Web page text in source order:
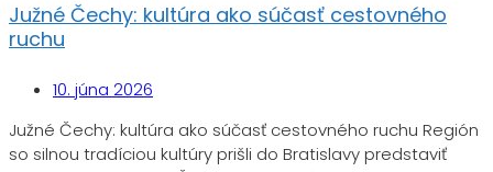
Južné Čechy: kultúra ako súčasť cestovného
ruchu
10. júna 2026
Južné Čechy: kultúra ako súčasť cestovného ruchu Región
so silnou tradíciou kultúry prišli do Bratislavy predstaviť